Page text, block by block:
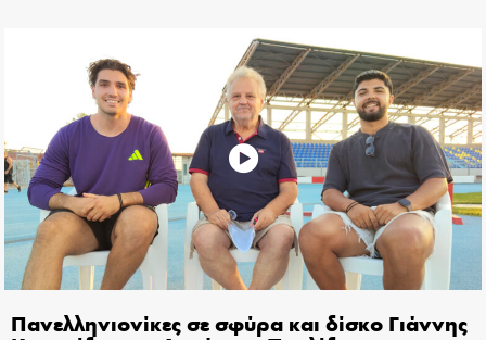
Πανελληνιονίκες σε σφύρα και δίσκο Γιάννης